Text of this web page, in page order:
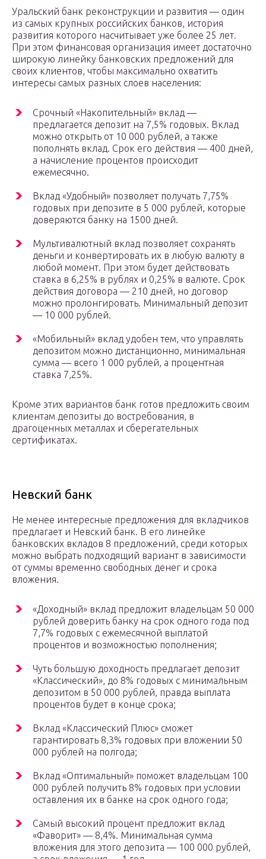
Уральский банк реконструкции и развития — один
из самых крупных российских банков, история
развития которого насчитывает уже более 25 лет.
При этом финансовая организация имеет достаточно
широкую линейку банковских предложений для
своих клиентов, чтобы максимально охватить
интересы самых разных слоев населения:
Срочный «Накопительный» вклад —
предлагается депозит на 7,5% годовых. Вклад
можно открыть от 10 000 рублей, а также
пополнять вклад. Срок его действия — 400 дней,
а начисление процентов происходит
ежемесячно.
Вклад «Удобный» позволяет получать 7,75%
годовых при депозите в 5 000 рублей, которые
доверяются банку на 1500 дней.
Мультивалютный вклад позволяет сохранять
деньги и конвертировать их в любую валюту в
любой момент. При этом будет действовать
ставка в 6,25% в рублях и 0,25% в валюте. Срок
действия договора — 210 дней, но договор
можно пролонгировать. Минимальный депозит
— 10 000 рублей.
«Мобильный» вклад удобен тем, что управлять
депозитом можно дистанционно, минимальная
сумма — всего 1 000 рублей, а процентная
ставка 7,25%.
Кроме этих вариантов банк готов предложить своим
клиентам депозиты до востребования, в
драгоценных металлах и сберегательных
сертификатах.
Невский банк
Не менее интересные предложения для вкладчиков
предлагает и Невский банк. В его линейке
банковских вкладов 8 предложений, среди которых
можно выбрать подходящий вариант в зависимости
от суммы временно свободных денег и срока
вложения.
«Доходный» вклад предложит владельцам 50 000
рублей доверить банку на срок одного года под
7,7% годовых с ежемесячной выплатой
процентов и возможностью пополнения;
Чуть большую доходность предлагает депозит
«Классический», до 8% годовых с минимальным
депозитом в 50 000 рублей, правда выплата
процентов будет в конце срока;
Вклад «Классический Плюс» сможет
гарантировать 8,3% годовых при вложении 50
000 рублей на полгода;
Вклад «Оптимальный» поможет владельцам 100
000 рублей получить 8% годовых при условии
оставления их в банке на срок одного года;
Самый высокий процент предложит вклад
«Фаворит» — 8,4%. Минимальная сумма
вложения для этого депозита — 100 000 рублей,